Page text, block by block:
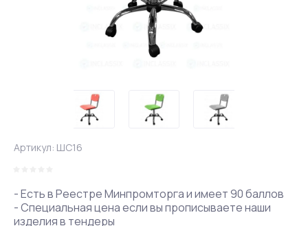
Артикул: ШС16
- Есть в Реестре Минпромторга и имеет 90 баллов
- Специальная цена если вы прописываете наши
изделия в тендеры